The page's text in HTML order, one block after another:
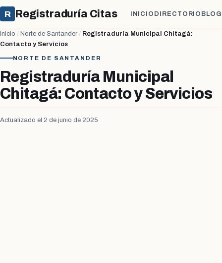
R Registraduría Citas INICIO DIRECTORIO BLOG
Inicio / Norte de Santander / Registraduría Municipal Chitagá:
Contacto y Servicios
NORTE DE SANTANDER
Registraduría Municipal
Chitagá: Contacto y Servicios
Actualizado el 2 de junio de 2025